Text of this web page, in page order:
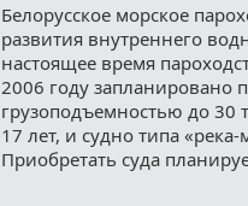
Белорусское морское
развития внутреннего
настоящее время
2006 году запланировано
грузоподъемностью до 30
17 лет, и судно типа
Приобретать суда